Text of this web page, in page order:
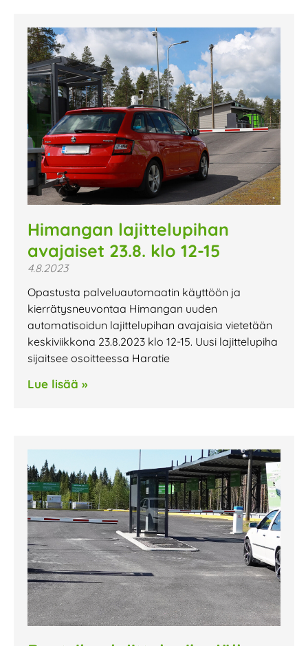
Himangan lajittelupihan
avajaiset 23.8. klo 12-15
4.8.2023
Opastusta palveluautomaatin käyttöön ja
kierrätysneuvontaa Himangan uuden
automatisoidun lajittelupihan avajaisia vietetään
keskiviikkona 23.8.2023 klo 12-15. Uusi lajittelupiha
sijaitsee osoitteessa Haratie
Lue lisää »